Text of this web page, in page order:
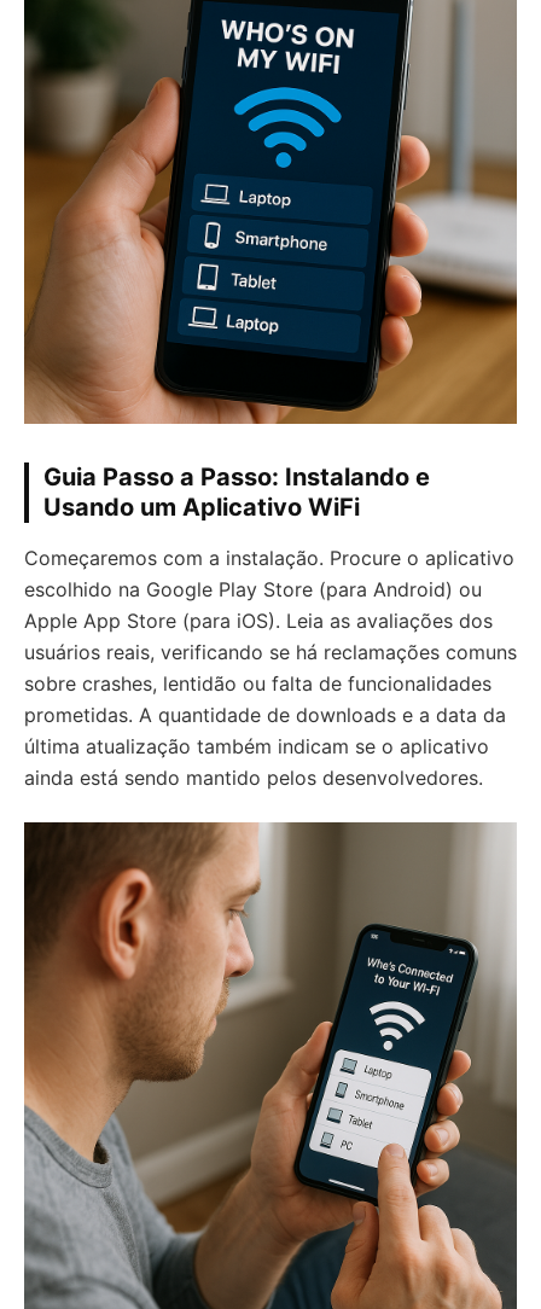
Guia Passo a Passo: Instalando e
Usando um Aplicativo WiFi
Começaremos com a instalação. Procure o aplicativo
escolhido na Google Play Store (para Android) ou
Apple App Store (para iOS). Leia as avaliações dos
usuários reais, verificando se há reclamações comuns
sobre crashes, lentidão ou falta de funcionalidades
prometidas. A quantidade de downloads e a data da
última atualização também indicam se o aplicativo
ainda está sendo mantido pelos desenvolvedores.